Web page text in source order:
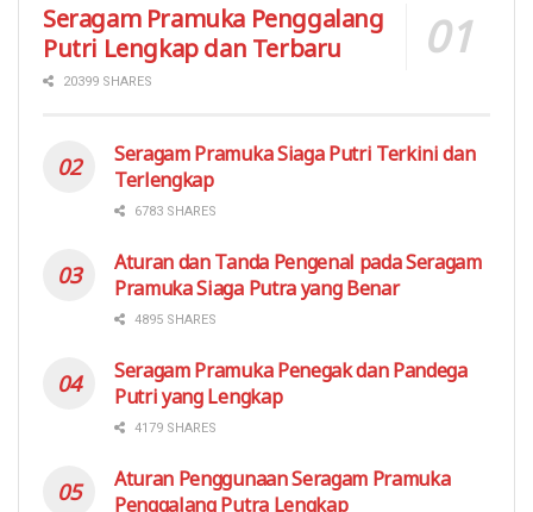
Seragam Pramuka Penggalang
Putri Lengkap dan Terbaru
20399 SHARES
Seragam Pramuka Siaga Putri Terkini dan
Terlengkap
6783 SHARES
Aturan dan Tanda Pengenal pada Seragam
Pramuka Siaga Putra yang Benar
4895 SHARES
Seragam Pramuka Penegak dan Pandega
Putri yang Lengkap
4179 SHARES
Aturan Penggunaan Seragam Pramuka
Penggalang Putra Lengkap